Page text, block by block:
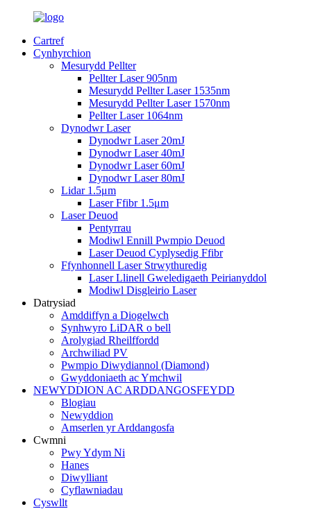
Cartref
Cynhyrchion
Mesurydd Pellter
Pellter Laser 905nm
Mesurydd Pellter Laser 1535nm
Mesurydd Pellter Laser 1570nm
Pellter Laser 1064nm
Dynodwr Laser
Dynodwr Laser 20mJ
Dynodwr Laser 40mJ
Dynodwr Laser 60mJ
Dynodwr Laser 80mJ
Lidar 1.5μm
Laser Ffibr 1.5μm
Laser Deuod
Pentyrrau
Modiwl Ennill Pwmpio Deuod
Laser Deuod Cyplysedig Ffibr
Ffynhonnell Laser Strwythuredig
Laser Llinell Gweledigaeth Peirianyddol
Modiwl Disgleirio Laser
Datrysiad
Amddiffyn a Diogelwch
Synhwyro LiDAR o bell
Arolygiad Rheilffordd
Archwiliad PV
Pwmpio Diwydiannol (Diamond)
Gwyddoniaeth ac Ymchwil
NEWYDDION AC ARDDANGOSFEYDD
Blogiau
Newyddion
Amserlen yr Arddangosfa
Cwmni
Pwy Ydym Ni
Hanes
Diwylliant
Cyflawniadau
Cyswllt